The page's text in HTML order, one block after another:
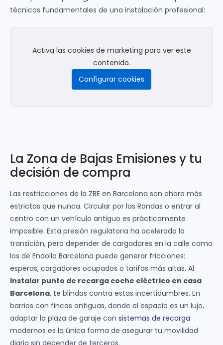
técnicos fundamentales de una instalación profesional:
Activa las cookies de marketing para ver este
contenido.
Configurar cookies
La Zona de Bajas Emisiones y tu
decisión de compra
Las restricciones de la ZBE en Barcelona son ahora más
estrictas que nunca. Circular por las Rondas o entrar al
centro con un vehículo antiguo es prácticamente
imposible. Esta presión regulatoria ha acelerado la
transición, pero depender de cargadores en la calle como
los de Endolla Barcelona puede generar fricciones:
esperas, cargadores ocupados o tarifas más altas. Al
instalar punto de recarga coche eléctrico en casa
Barcelona, te blindas contra estas incertidumbres. En
barrios con fincas antiguas, donde el espacio es un lujo,
adaptar la plaza de garaje con sistemas de recarga
modernos es la única forma de asegurar tu movilidad
diaria sin depender de terceros.